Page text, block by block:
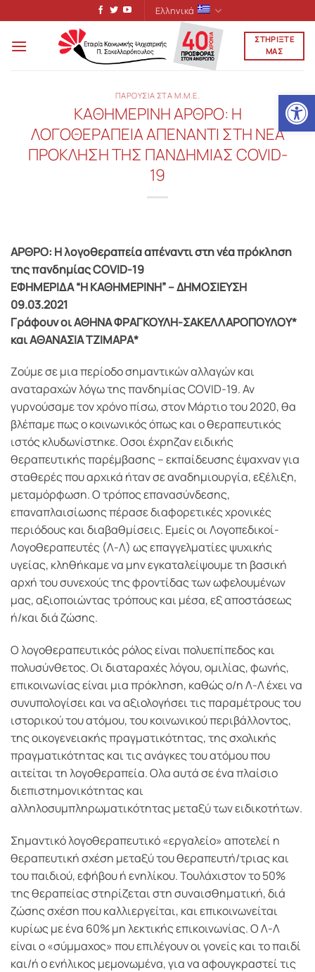
στο
περιεχόμενο
Ελληνικά
ΣΤΗΡΙΞΤΕ
ΜΑΣ
ΠΑΡΟΥΣΙΑ ΣΤΑ Μ.Μ.Ε.
ΚΑΘΗΜΕΡΙΝΗ ΑΡΘΡΟ: Η
ΛΟΓΟΘΕΡΑΠΕΙΑ ΑΠΕΝΑΝΤΙ ΣΤΗ ΝΕΑ
ΠΡΟΚΛΗΣΗ ΤΗΣ ΠΑΝΔΗΜΙΑΣ COVID-
19
ΑΡΘΡΟ: Η λογοθεραπεία απέναντι στη νέα πρόκληση
της πανδημίας COVID-19
ΕΦΗΜΕΡΙΔΑ “Η ΚΑΘΗΜΕΡΙΝΗ” – ΔΗΜΟΣΙΕΥΣΗ
09.03.2021
Γράφουν οι ΑΘΗΝΑ ΦΡΑΓΚΟΥΛΗ-ΣΑΚΕΛΛΑΡΟΠΟΥΛΟΥ*
και ΑΘΑΝΑΣΙΑ ΤΖΙΜΑΡΑ*
Ζούμε σε μια περίοδο σημαντικών αλλαγών και
αναταραχών λόγω της πανδημίας COVID-19. Αν
γυρνούσαμε τον χρόνο πίσω, στον Μάρτιο του 2020, θα
βλέπαμε πως ο κοινωνικός όπως και ο θεραπευτικός
ιστός κλυδωνίστηκε. Οσοι έχρηζαν ειδικής
θεραπευτικής παρέμβασης – εκπαίδευσης έψαχναν για
σταθερές που αρχικά ήταν σε αναδημιουργία, εξέλιξη,
μεταμόρφωση. Ο τρόπος επανασύνδεσης,
επαναπλαισίωσης πέρασε διαφορετικές χρονικές
περιόδους και διαβαθμίσεις. Εμείς οι Λογοπεδικοί-
Λογοθεραπευτές (Λ-Λ) ως επαγγελματίες ψυχικής
υγείας, κληθήκαμε να μην εγκαταλείψουμε τη βασική
αρχή του συνεχούς της φροντίδας των ωφελουμένων
μας, αξιοποιώντας τρόπους και μέσα, εξ αποστάσεως
ή/και διά ζώσης.
Ο λογοθεραπευτικός ρόλος είναι πολυεπίπεδος και
πολυσύνθετος. Οι διαταραχές λόγου, ομιλίας, φωνής,
επικοινωνίας είναι μια πρόκληση, καθώς ο/η Λ-Λ έχει να
συνυπολογίσει και να αξιολογήσει τις παραμέτρους του
ιστορικού του ατόμου, του κοινωνικού περιβάλλοντος,
της οικογενειακής πραγματικότητας, της σχολικής
πραγματικότητας και τις ανάγκες του ατόμου που
αιτείται τη λογοθεραπεία. Ολα αυτά σε ένα πλαίσιο
διεπιστημονικότητας και
αλληλοσυμπληρωματικότητας μεταξύ των ειδικοτήτων.
Σημαντικό λογοθεραπευτικό «εργαλείο» αποτελεί η
θεραπευτική σχέση μεταξύ του θεραπευτή/τριας και
του παιδιού, εφήβου ή ενηλίκου. Τουλάχιστον το 50%
της θεραπείας στηρίζεται στη συναισθηματική, διά
ζώσης σχέση που καλλιεργείται, και επικοινωνείται
κυρίως με ένα 60% μη λεκτικής επικοινωνίας. Ο Λ-Λ
είναι ο «σύμμαχος» που επιλέγουν οι γονείς και το παιδί
και/ή ο ενήλικος μεμονωμένα, για να αφουγκραστεί τις